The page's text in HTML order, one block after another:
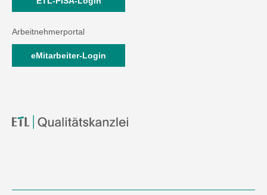
Arbeitnehmerportal
eMitarbeiter-Login